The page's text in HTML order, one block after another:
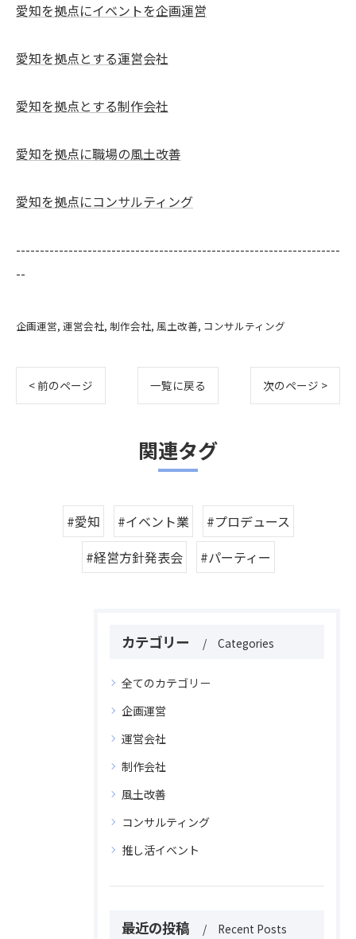
愛知を拠点にイベントを企画運営
愛知を拠点とする運営会社
愛知を拠点とする制作会社
愛知を拠点に職場の風土改善
愛知を拠点にコンサルティング
--------------------------------------------------------------------
--
企画運営 運営会社 制作会社 風土改善 コンサルティング
< 前のページ 一覧に戻る 次のページ >
関連タグ
#愛知 #イベント業
#プロデュース
#経営方針発表会
#パーティー
カテゴリー Categories
全てのカテゴリー
企画運営
運営会社
制作会社
風土改善
コンサルティング
推し活イベント
最近の投稿 Recent Posts